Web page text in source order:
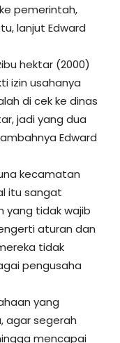
pemerintah,
lanjut Edward
hektar (2000)
izin usahanya
di cek ke dinas
jadi yang dua
Edward
kecamatan
itu sangat
yang tidak wajib
aturan dan
tidak
pengusaha
yang
agar segerah
mencapai